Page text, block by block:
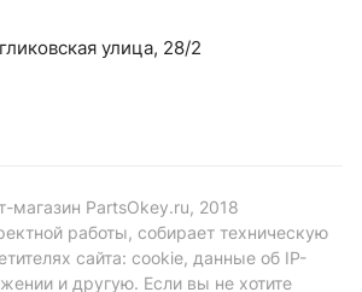
улица, 28/2
PartsOkey.ru, 2018
работы, собирает техническую
сайта: cookie, данные об IP-
и другую. Если вы не хотите